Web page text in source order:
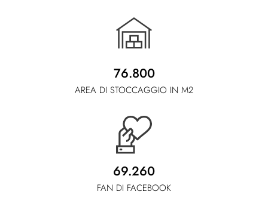
76.800
AREA DI STOCCAGGIO IN M2
69.260
FAN DI FACEBOOK